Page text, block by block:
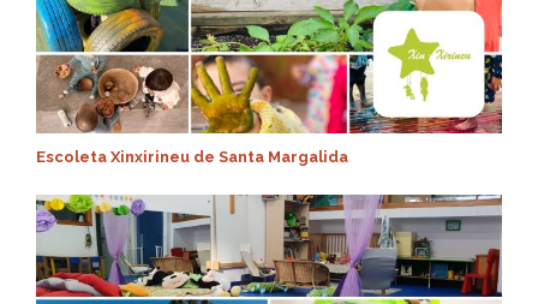
Escoleta Xinxirineu de Santa Margalida